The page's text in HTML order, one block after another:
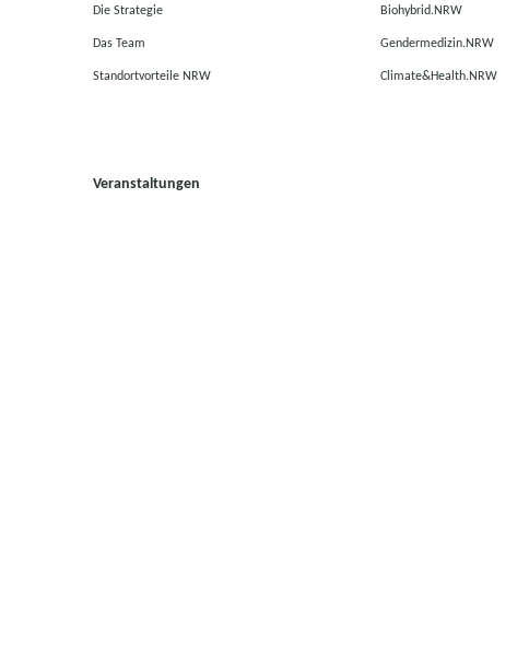
Die Strategie
Das Team
Standortvorteile NRW
Veranstaltungen
Biohybrid.NRW
Gendermedizin.NRW
Climate&Health.NRW